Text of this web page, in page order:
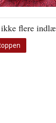
flere